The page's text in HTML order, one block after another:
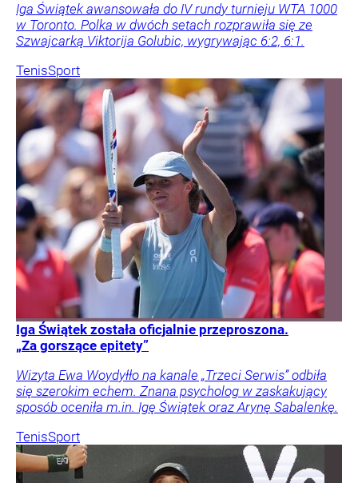
Iga Świątek awansowała do IV rundy turnieju WTA 1000
w Toronto. Polka w dwóch setach rozprawiła się ze
Szwajcarką Viktorija Golubic, wygrywając 6:2, 6:1.
TenisSport
Iga Świątek została oficjalnie przeproszona.
„Za gorszące epitety”
Wizyta Ewa Woydyłło na kanale „Trzeci Serwis” odbiła
się szerokim echem. Znana psycholog w zaskakujący
sposób oceniła m.in. Igę Świątek oraz Arynę Sabalenkę.
TenisSport